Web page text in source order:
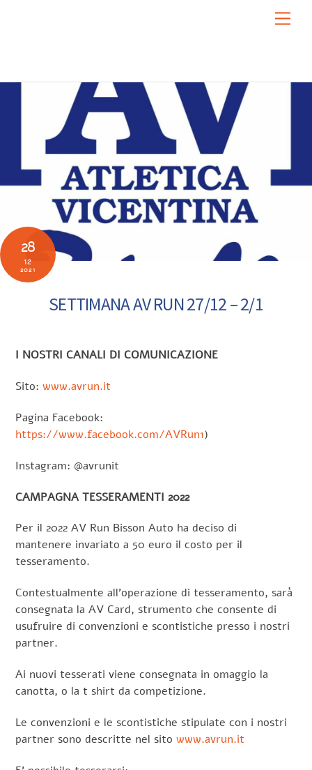
28
12
2021
SETTIMANA AV RUN 27/12 – 2/1
I NOSTRI CANALI DI COMUNICAZIONE
Sito:www.avrun.it
Pagina Facebook:
https://www.facebook.com/AVRun1)
Instagram: @avrunit
CAMPAGNA TESSERAMENTI 2022
Per il 2022 AV Run Bisson Auto ha deciso di
mantenere invariato a 50 euro il costo per il
tesseramento.
Contestualmente all’operazione di tesseramento, sarà
consegnata la AV Card, strumento che consente di
usufruire di convenzioni e scontistiche presso i nostri
partner.
Ai nuovi tesserati viene consegnata in omaggio la
canotta, o la t shirt da competizione.
Le convenzioni e le scontistiche stipulate con i nostri
partner sono descritte nel sitowww.avrun.it